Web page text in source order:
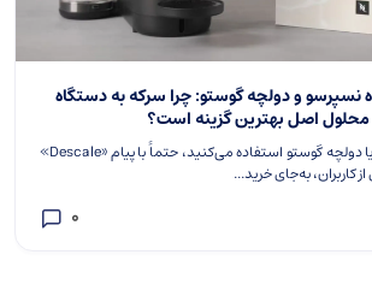
نسپرسو و دولچه گوستو: چرا سرکه به دستگاه
اصل بهترین گزینه است؟
اگر از دستگاه نسپرسو یا دولچه گوستو استفاده می‌کنید، حتماً با پیام «Descale»
کاربران، به‌جای خرید...
0